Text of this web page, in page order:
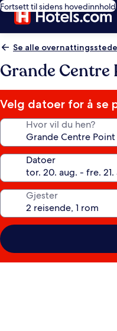
Fortsett til sidens hovedinnhold
Se alle
Grande Centre
Velg datoer for å se
Hvor vil du hen?
Datoer
Gjester